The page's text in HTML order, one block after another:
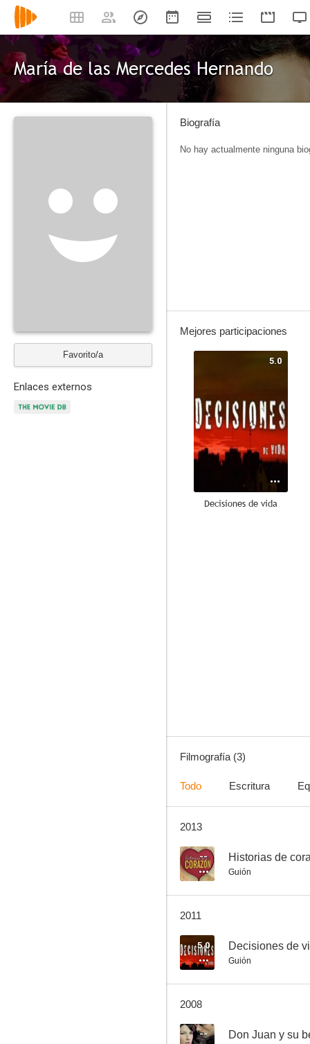
María de las Mercedes Hernando
Favorito/a
Enlaces externos
Biografía
No hay actualmente ninguna
Mejores participaciones
5.0
Decisiones de vida
Filmografía (3)
Todo Escritura
2013
-- Historias de
Guión
2011
5.0 Decisiones de
Guión
2008
-- Don Juan y su